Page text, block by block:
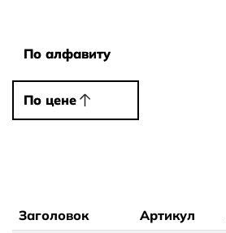
По алфавиту
По алфавиту
По цене
По цене
Заголовок Артикул